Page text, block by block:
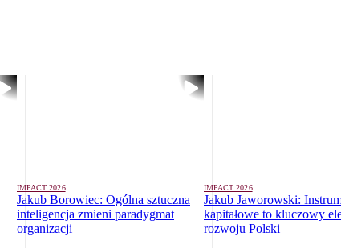
IMPACT 2026
Jakub Borowiec: Ogólna sztuczna
inteligencja zmieni paradygmat
organizacji
IMPACT 2026
Jakub Jaworowski:
kapitałowe to kluczowy
rozwoju Polski